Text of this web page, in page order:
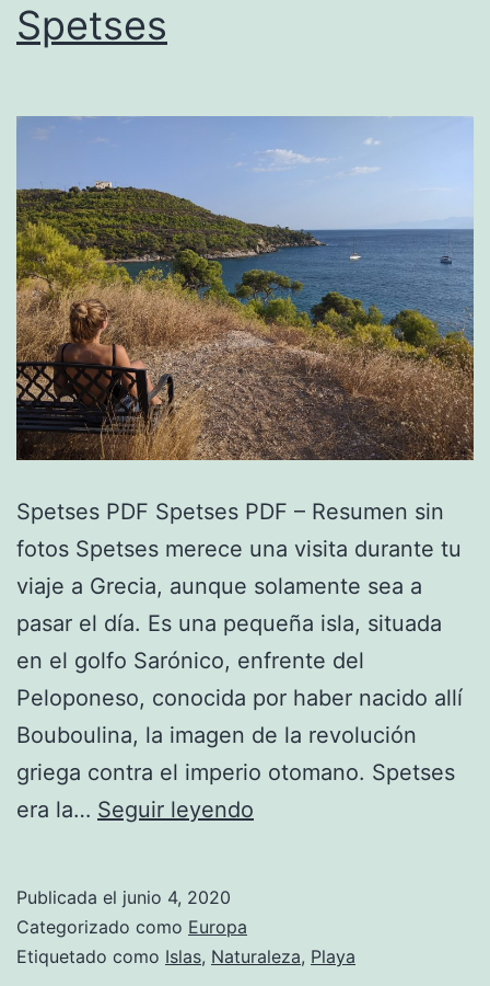
Spetses
Spetses PDF Spetses PDF – Resumen sin
fotos Spetses merece una visita durante tu
viaje a Grecia, aunque solamente sea a
pasar el día. Es una pequeña isla, situada
en el golfo Sarónico, enfrente del
Peloponeso, conocida por haber nacido allí
Bouboulina, la imagen de la revolución
griega contra el imperio otomano. Spetses
era la… Seguir leyendo
Publicada el junio 4, 2020
Categorizado como Europa
Etiquetado como Islas, Naturaleza, Playa